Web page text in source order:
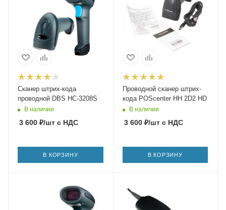
Сканер штрих-кода
проводной DBS HC-3208S
В наличии
3 600 ₽/шт с НДС
В КОРЗИНУ
Проводной сканер штрих-
кода POScenter HH 2D2 HD
В наличии
3 600₽/штс НДС
В КОРЗИНУ